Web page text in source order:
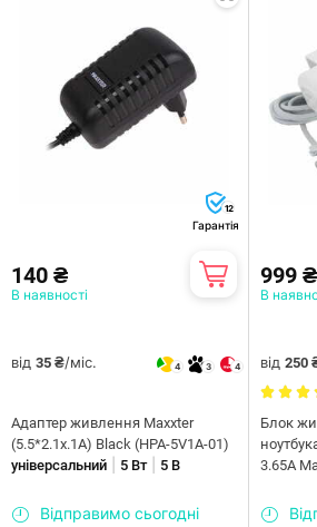
12
Гарантія
140 ₴
В наявності
від 35 ₴/міс. 4 3 4
Адаптер живлення Maxxter
(5.5*2.1x.1A) Black (HPA-5V1A-01)
універсальний
5 Вт| 5 В
Відправимо сьогодні
999 ₴
В
від 250
Блок
3.65A